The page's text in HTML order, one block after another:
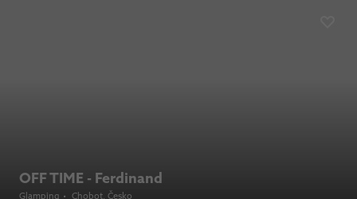
OFF TIME - Ferdinand
Glamping • Chobot, Česko